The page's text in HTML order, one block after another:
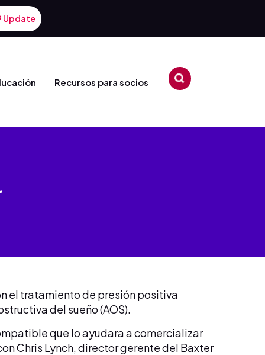
Update
Recursos para socios
el tratamiento de presión positiva
del sueño (AOS).
que lo ayudara a comercializar
Chris Lynch, director gerente del Baxter